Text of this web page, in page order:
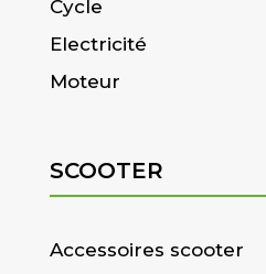
Cycle
Electricité
Moteur
SCOOTER
Accessoires scooter